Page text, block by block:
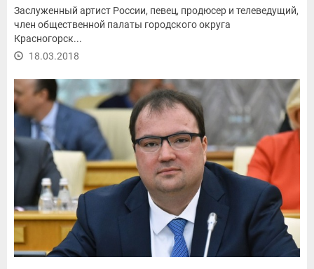
Заслуженный артист России, певец, продюсер и телеведущий,
член общественной палаты городского округа
Красногорск...
18.03.2018